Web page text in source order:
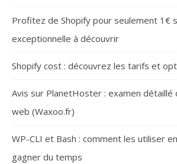
Profitez de Shopify pour seulement 1€
exceptionnelle à découvrir
Shopify cost : découvrez les tarifs et
Avis sur PlanetHoster : examen détaillé
web (Waxoo.fr)
WP-CLI et Bash : comment les utiliser
gagner du temps